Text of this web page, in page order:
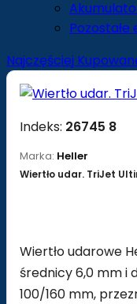
Najczęściej
Indeks: 26745 8
Marka: Heller
Wiertło udar. TriJet
Wiertło udarowe
średnicy 6,0 mm i
100/160 mm,